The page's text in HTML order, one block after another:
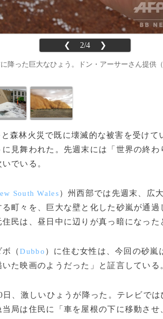
❮ 2/4 ❯
降った巨大なひょう。ドン・アーサーさん提供
森林火災で既に壊滅的な被害を受け
見舞われた。先週末には「世界の終
でいる。
South Wales）州西部では先週末、広
町々を、巨大な壁と化した砂嵐が通
民は、昼日中に辺りが真っ暗になった
ボ（Dubbo ）に住む女性は、今回の砂嵐
た映画のようだった」と証言している
、激しいひょうが降った。テレビでは
局は住民に「車を屋根の下に移動さ